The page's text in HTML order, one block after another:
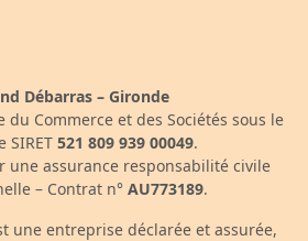
Débarras – Gironde
du Commerce et des Sociétés sous le
SIRET 521 809 939 00049.
une assurance responsabilité civile
– Contrat n° AU773189.
une entreprise déclarée et assurée,